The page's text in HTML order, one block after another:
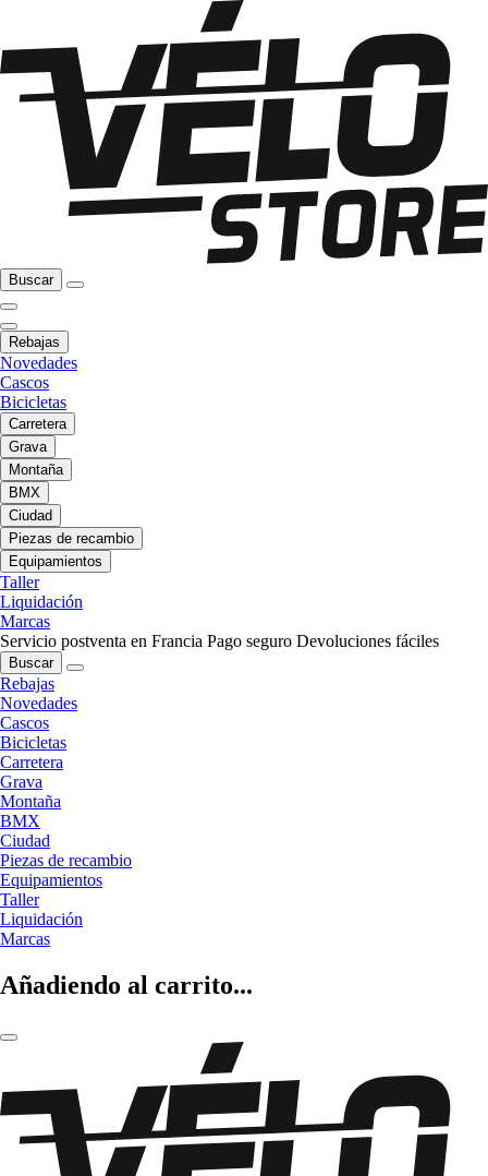
Buscar
Rebajas
Novedades
Cascos
Bicicletas
Carretera
Grava
Montaña
BMX
Ciudad
Piezas de recambio
Equipamientos
Taller
Liquidación
Marcas
Servicio postventa en Francia Pago seguro Devoluciones fáciles
Buscar
Rebajas
Novedades
Cascos
Bicicletas
Carretera
Grava
Montaña
BMX
Ciudad
Piezas de recambio
Equipamientos
Taller
Liquidación
Marcas
Añadiendo al carrito...